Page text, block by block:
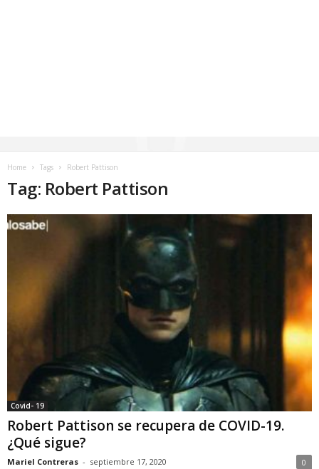
Home Tags Robert Pattison
Tag: Robert Pattison
Covid- 19
Robert Pattison se recupera de COVID-19.
¿Qué sigue?
Mariel Contreras - septiembre 17, 2020 0